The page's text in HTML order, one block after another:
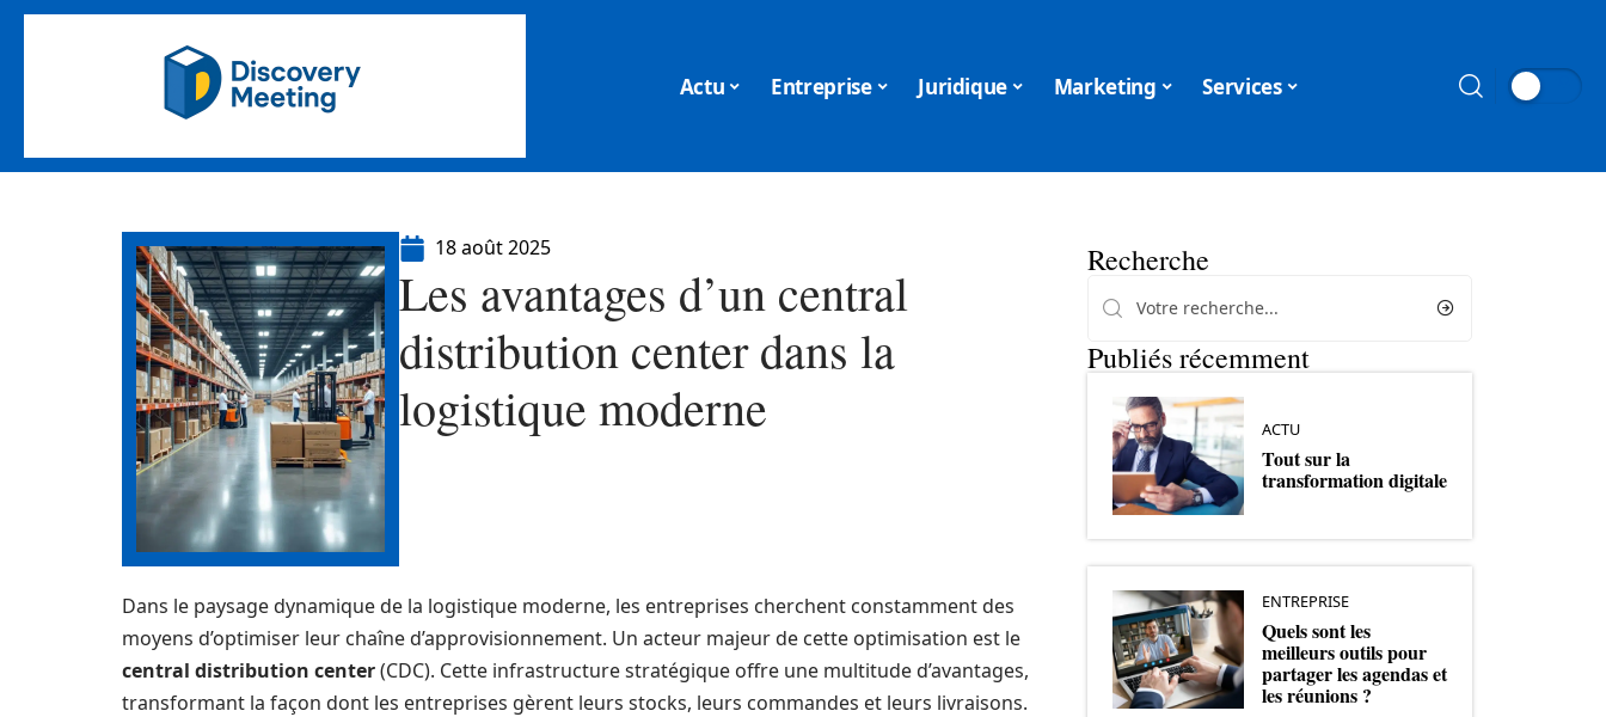
Actu Entreprise Juridique Marketing Services
18 août 2025
Les avantages d’un central
distribution center dans la
logistique moderne
Dans le paysage dynamique de la logistique moderne, les entreprises cherchent constamment des
moyens d’optimiser leur chaîne d’approvisionnement. Un acteur majeur de cette optimisation est le
central distribution center(CDC). Cette infrastructure stratégique offre une multitude d’avantages,
transformant la façon dont les entreprises gèrent leurs stocks, leurs commandes et leurs livraisons.
Recherche
Publiés récemment
ACTU
Tout sur la
transformation digitale
ENTREPRISE
Quels sont les
meilleurs outils pour
partager les agendas et
les réunions ?